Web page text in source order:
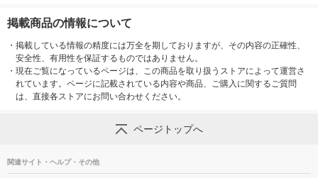
掲載商品の情報について
・ 掲載している情報の精度には万全を期しておりますが、その内容の正確性、
安全性、有用性を保証するものではありません。
・ 現在ご覧になっているページは、この商品を取り扱うストアによって運営さ
れています。ページに記載されている内容や商品、ご購入に関するご質問
は、直接各ストアにお問い合わせください。
ページトップへ
関連サイト・ヘルプ・その他